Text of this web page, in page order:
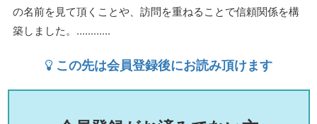
の名前を見て頂くことや、訪問を重ねることで信頼関係を構
築しました。............
この先は会員登録後にお読み頂けます